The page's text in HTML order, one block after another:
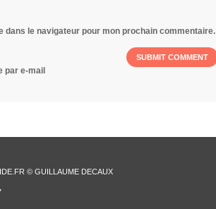
dans le navigateur pour mon prochain commentaire.
par e-mail
© GUILLAUME DECAUX